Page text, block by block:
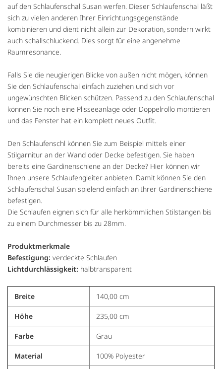
auf den Schlaufenschal Susan werfen. Dieser Schlaufenschal läßt
sich zu vielen anderen Ihrer Einrichtungsgegenstände
kombinieren und dient nicht allein zur Dekoration, sondern wirkt
auch schallschluckend. Dies sorgt für eine angenehme
Raumresonance.
Falls Sie die neugierigen Blicke von außen nicht mögen, können
Sie den Schlaufenschal einfach zuziehen und sich vor
ungewünschten Blicken schützen. Passend zu den Schlaufenschal
können Sie noch eine Plisseeanlage oder Doppelrollo montieren
und das Fenster hat ein komplett neues Outfit.
Den Schlaufenschl können Sie zum Beispiel mittels einer
Stilgarnitur an der Wand oder Decke befestigen. Sie haben
bereits eine Gardinenschiene an der Decke? Hier können wir
Ihnen unsere Schlaufengleiter anbieten. Damit können Sie den
Schlaufenschal Susan spielend einfach an Ihrer Gardinenschiene
befestigen.
Die Schlaufen eignen sich für alle herkömmlichen Stilstangen bis
zu einem Durchmesser bis zu 28mm.
Produktmerkmale
Befestigung: verdeckte Schlaufen
Lichtdurchlässigkeit: halbtransparent
Breite 140,00 cm
Höhe 235,00 cm
Farbe Grau
Material 100% Polyester